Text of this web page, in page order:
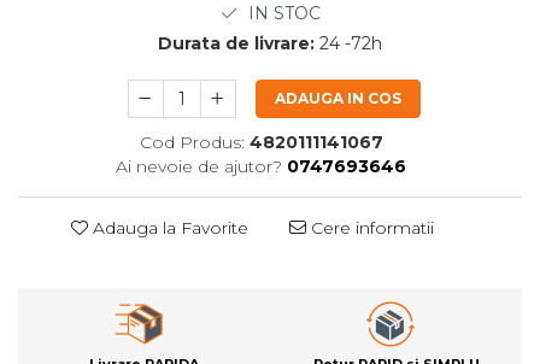
IN STOC
Durata de livrare: 24 -72h
ADAUGA IN COS
Cod Produs: 4820111141067
Ai nevoie de ajutor? 0747693646
Adauga la Favorite Cere informatii